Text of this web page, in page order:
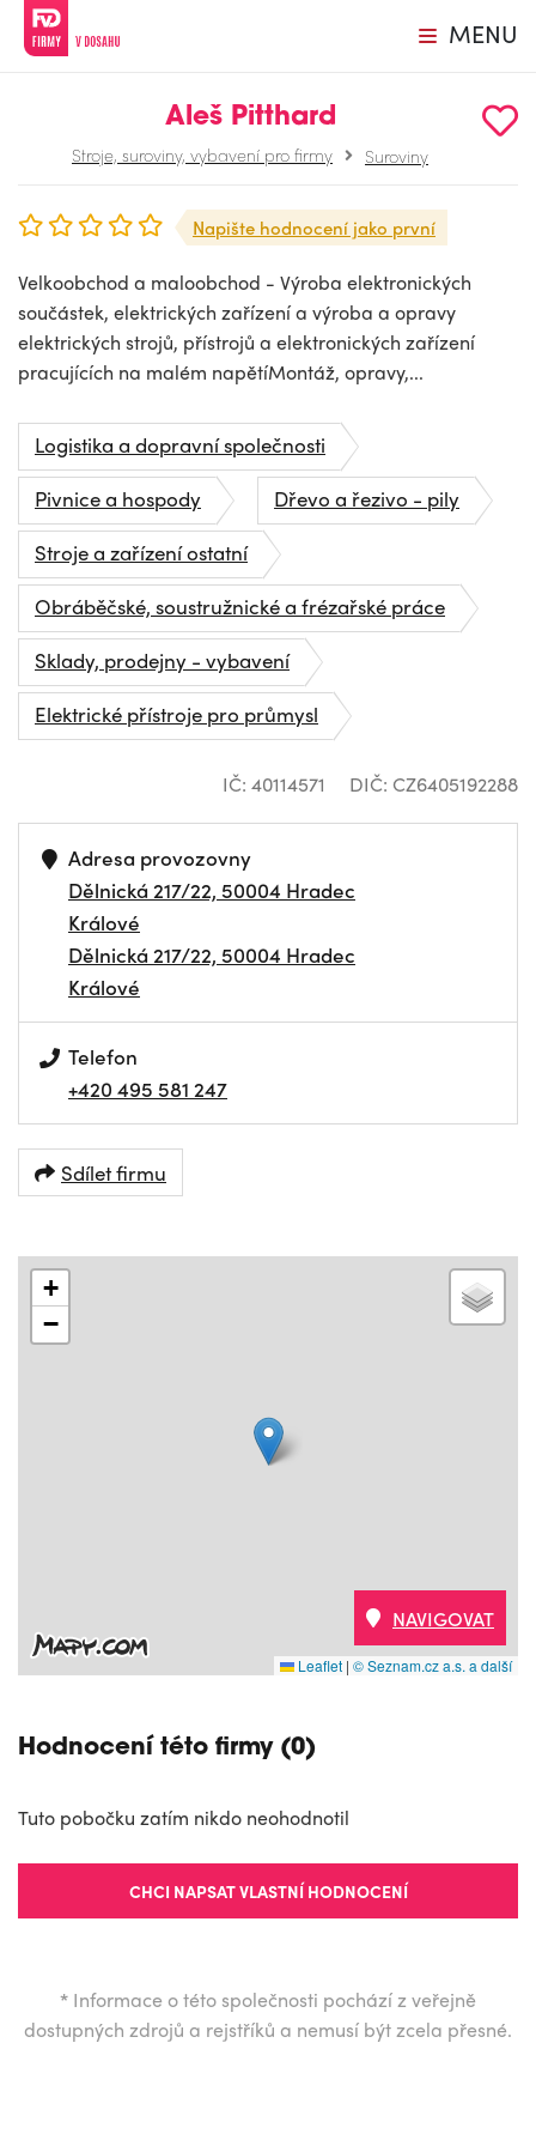
MENU
Aleš Pitthard
Stroje, suroviny, vybavení pro firmy Suroviny
Napište hodnocení jako první
Velkoobchod a maloobchod - Výroba elektronických
součástek, elektrických zařízení a výroba a opravy
elektrických strojů, přístrojů a elektronických zařízení
pracujících na malém napětíMontáž, opravy,...
Logistika a dopravní společnosti
Pivnice a hospody
Dřevo a řezivo - pily
Stroje a zařízení ostatní
Obráběčské, soustružnické a frézařské práce
Sklady, prodejny - vybavení
Elektrické přístroje pro průmysl
IČ: 40114571 DIČ: CZ6405192288
Adresa provozovny
Dělnická 217/22, 50004 Hradec
Králové
Dělnická 217/22, 50004 Hradec
Králové
Telefon
+420 495 581 247
Sdílet firmu
+
−
Leaflet | © Seznam.cz a.s. a další
NAVIGOVAT
Hodnocení této firmy (0)
Tuto pobočku zatím nikdo neohodnotil
CHCI NAPSAT VLASTNÍ HODNOCENÍ
* Informace o této společnosti pochází z veřejně
dostupných zdrojů a rejstříků a nemusí být zcela přesné.